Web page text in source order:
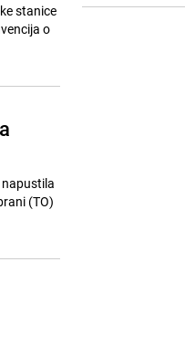
stanice
o
napustila
(TO)